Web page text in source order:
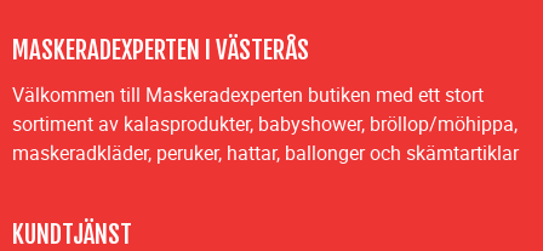
MASKERADEXPERTEN I VÄSTERÅS
Välkommen till Maskeradexperten butiken med ett stort
sortiment av kalasprodukter, babyshower, bröllop/möhippa,
maskeradkläder, peruker, hattar, ballonger och skämtartiklar
KUNDTJÄNST